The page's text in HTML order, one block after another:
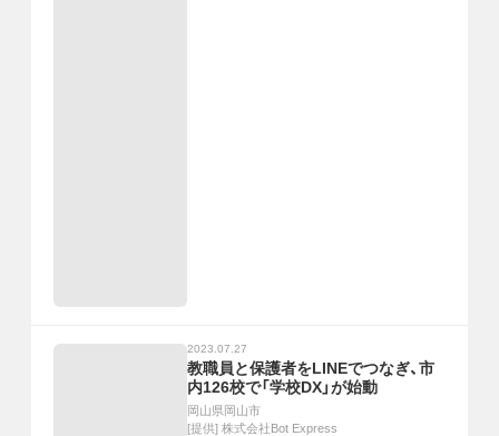
2023.07.27
教職員と保護者をLINEでつなぎ、市
内126校で「学校DX」が始動
岡山県岡山市
[提供] 株式会社Bot Express